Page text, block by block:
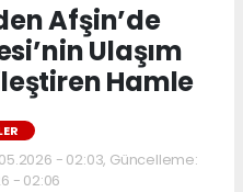
Afşin’de
Ulaşım
Hamle
- 02:03, Güncelleme:
- 02:06